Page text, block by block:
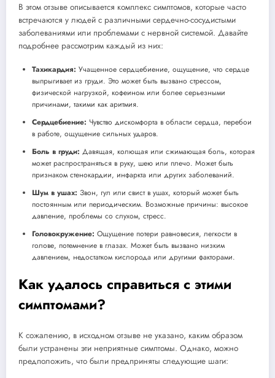
В этом отзыве описывается комплекс симптомов, которые часто
встречаются у людей с различными сердечно-сосудистыми
заболеваниями или проблемами с нервной системой. Давайте
подробнее рассмотрим каждый из них:
Тахикардия: Учащенное сердцебиение, ощущение, что сердце
выпрыгивает из груди. Это может быть вызвано стрессом,
физической нагрузкой, кофеином или более серьезными
причинами, такими как аритмия.
Сердцебиение: Чувство дискомфорта в области сердца, перебои
в работе, ощущение сильных ударов.
Боль в груди: Давящая, колющая или сжимающая боль, которая
может распространяться в руку, шею или плечо. Может быть
признаком стенокардии, инфаркта или других заболеваний.
Шум в ушах: Звон, гул или свист в ушах, который может быть
постоянным или периодическим. Возможные причины: высокое
давление, проблемы со слухом, стресс.
Головокружение: Ощущение потери равновесия, легкости в
голове, потемнение в глазах. Может быть вызвано низким
давлением, недостатком кислорода или другими факторами.
Как удалось справиться с этими
симптомами?
К сожалению, в исходном отзыве не указано, каким образом
были устранены эти неприятные симптомы. Однако, можно
предположить, что были предприняты следующие шаги: